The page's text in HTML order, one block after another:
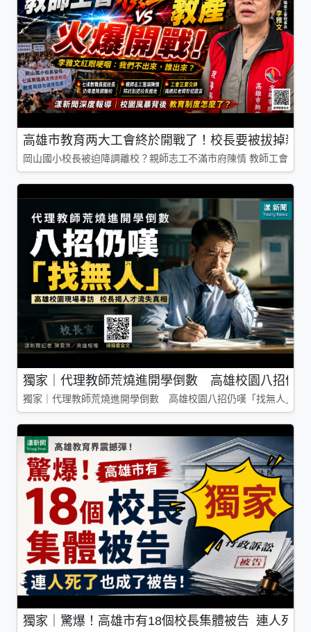
高雄市教育两大工會終於開戰了！校長要被拔掉親
岡山國小校長被迫降調離校？親師志工不滿市府陳情 教師工會槓
獨家｜代理教師荒燒進開學倒數 高雄校園八招仍
獨家｜代理教師荒燒進開學倒數 高雄校園八招仍嘆「找無人」
獨家｜驚爆！高雄市有18個校長集體被告 連人死了